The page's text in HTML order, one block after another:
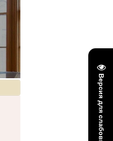
Версия для слабовидящих